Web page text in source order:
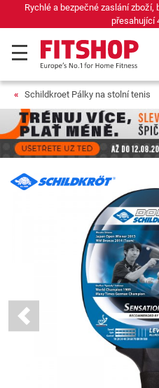
Rychlé a bezpečné zaslání zboží,
přesahující
Schildkroet Pálky na stolní tenis
Previous